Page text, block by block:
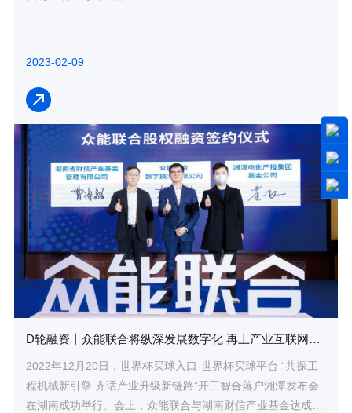
2023-02-09
D轮融资丨众能联合将纵深发展数字化 再上产业互联网新台阶
2022年12月20日，世界杯买球入口-世界杯买球平台 “共探工
程机械新引擎 齐话产业升级新链路”开工智合落户湘潭发布会
在湖南成功举行。会上，众能联合与湖南财信产业基金达成股